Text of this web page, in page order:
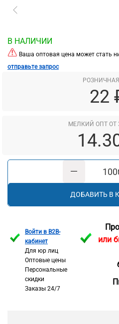
В НАЛИЧИИ
Ваша оптовая цена может стать
отправьте запрос
22
МЕЛКИЙ ОПТ ОТ
ДОБАВИТЬ В
Войти в B2B-
кабинет
Для юр лиц
Оптовые цены
Персональные
скидки
Заказы 24/7
или